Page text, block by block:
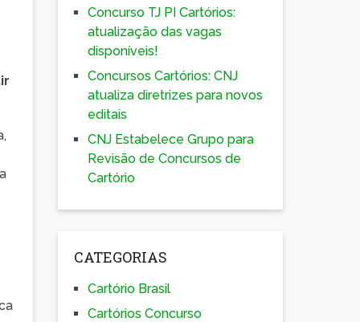
Concurso TJ PI Cartórios:
atualização das vagas
disponíveis!
Concursos Cartórios: CNJ
atualiza diretrizes para novos
editais
CNJ Estabelece Grupo para
Revisão de Concursos de
Cartório
CATEGORIAS
Cartório Brasil
Cartórios Concurso